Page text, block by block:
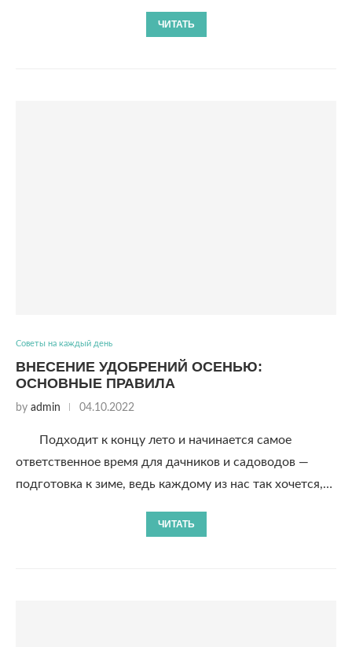
ЧИТАТЬ
Советы на каждый день
ВНЕСЕНИЕ УДОБРЕНИЙ ОСЕНЬЮ:
ОСНОВНЫЕ ПРАВИЛА
by admin 04.10.2022
Подходит к концу лето и начинается самое
ответственное время для дачников и садоводов —
подготовка к зиме, ведь каждому из нас так хочется,…
ЧИТАТЬ